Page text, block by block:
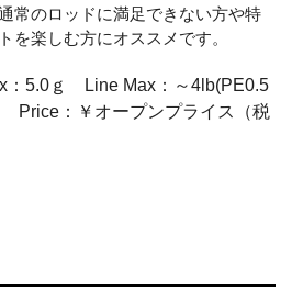
常のロッドに満足できない方や特
を楽しむ方にオススメです。
：5.0ｇ Line Max：～4lb(PE0.5
：￥オープンプライス（税